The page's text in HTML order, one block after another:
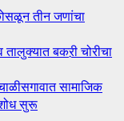
तीन जणांचा
तालुक्यात बकऱी चोरीचा
सामाजिक
शोध सुरू